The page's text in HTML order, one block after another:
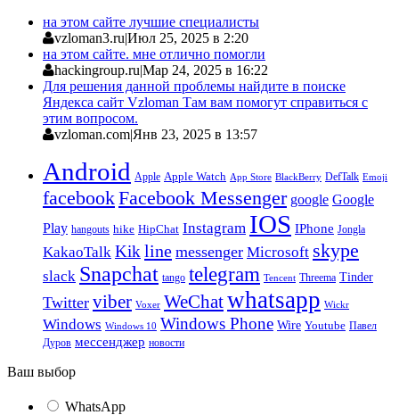
на этом сайте лучшие специалисты
vzloman3.ru|Июл 25, 2025 в 2:20
на этом сайте. мне отлично помогли
hackingroup.ru|Мар 24, 2025 в 16:22
Для решения данной проблемы найдите в поиске
Яндекса сайт Vzloman Там вам помогут справиться с
этим вопросом.
vzloman.com|Янв 23, 2025 в 13:57
Android Apple Apple Watch App Store BlackBerry DefTalk Emoji
facebookFacebook Messenger google Google
Play hangouts hike HipChat Instagram IOS IPhone Jongla
KakaoTalk Kik line messenger Microsoft skype
slack Snapchat tango telegram Tencent Threema Tinder
Twitter viber Voxer WeChatwhatsapp Wickr
Windows Windows 10 Windows Phone Wire Youtube Павел
Дуров мессенджер новости
Ваш выбор
WhatsApp